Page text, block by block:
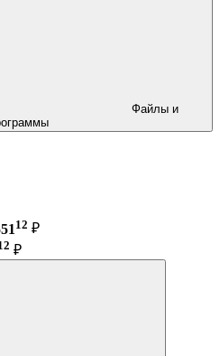
12 ₽
₽